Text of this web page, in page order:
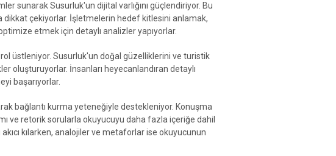
sunarak Susurluk'un dijital varlığını güçlendiriyor. Bu
dikkat çekiyorlar. İşletmelerin hedef kitlesini anlamak,
etmek için detaylı analizler yapıyorlar.
üstleniyor. Susurluk'un doğal güzelliklerini ve turistik
oluşturuyorlar. İnsanları heyecanlandıran detaylı
başarıyorlar.
bağlantı kurma yeteneğiyle destekleniyor. Konuşma
ve retorik sorularla okuyucuyu daha fazla içeriğe dahil
kılarken, analojiler ve metaforlar ise okuyucunun